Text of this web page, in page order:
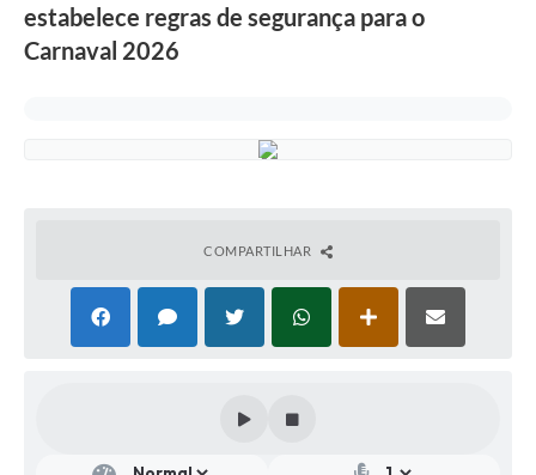
estabelece regras de segurança para o
Carnaval 2026
COMPARTILHAR